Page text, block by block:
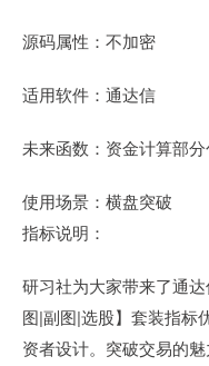
源码属性：不加密
适用软件：通达信
未来函数：资金计算部
使用场景：横盘突破
指标说明：
研习社为大家带来了通
图|副图|选股】套装指标
资者设计。突破交易的